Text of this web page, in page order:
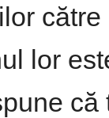
lor
că